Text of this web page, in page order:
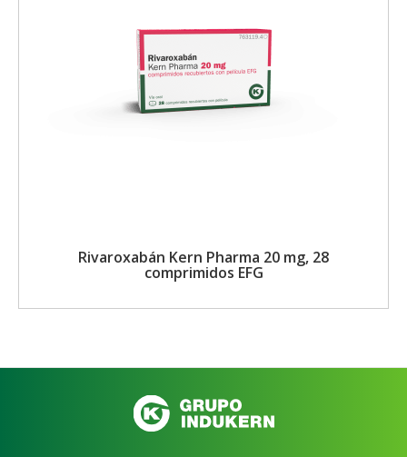
Rivaroxabán Kern Pharma 20 mg, 28
comprimidos EFG